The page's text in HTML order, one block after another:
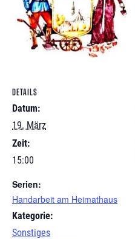
DETAILS
Datum:
19. März
Zeit:
15:00
Serien:
Handarbeit am Heimathaus
Kategorie:
Sonstiges